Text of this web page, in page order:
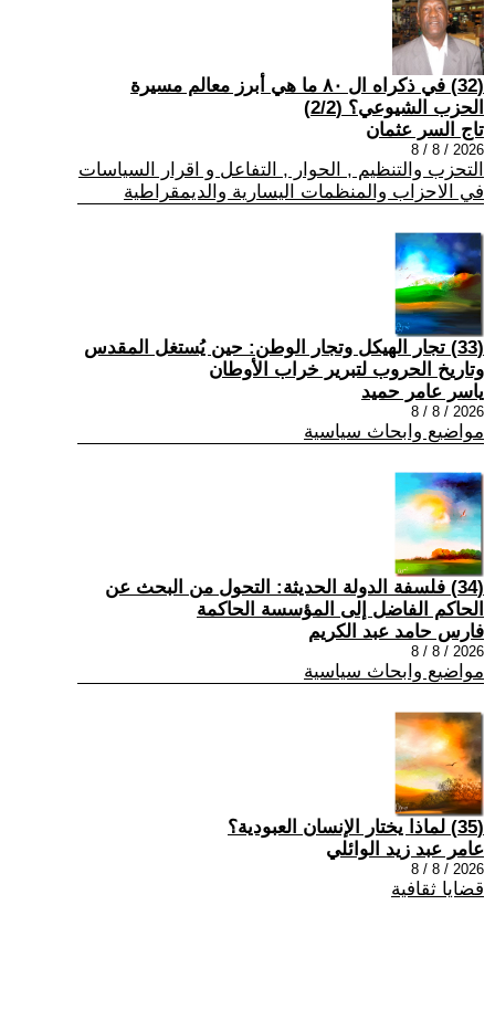
(32) في ذكراه ال ٨٠ ما هي أبرز معالم مسيرة
الحزب الشيوعي؟ (2/2)
تاج السر عثمان
2026 / 8 / 8
التحزب والتنظيم , الحوار , التفاعل و اقرار السياسات
في الاحزاب والمنظمات اليسارية والديمقراطية
(33) تجار الهيكل وتجار الوطن: حين يُستغل المقدس
وتاريخ الحروب لتبرير خراب الأوطان
ياسر عامر حميد
2026 / 8 / 8
مواضيع وابحاث سياسية
(34) فلسفة الدولة الحديثة: التحول من البحث عن
الحاكم الفاضل إلى المؤسسة الحاكمة
فارس حامد عبد الكريم
2026 / 8 / 8
مواضيع وابحاث سياسية
(35) لماذا يختار الإنسان العبودية؟
عامر عبد زيد الوائلي
2026 / 8 / 8
قضايا ثقافية